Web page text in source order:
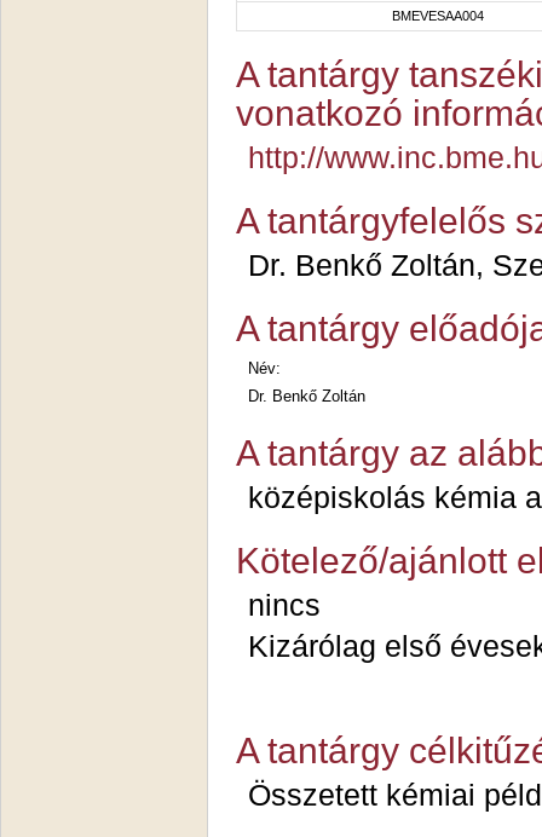
BMEVESAA004
A tantárgy
vonatkozó
http://
A tantárgyfelelős
Dr. Benkő Zoltán,
A tantárgy
Név:
Dr. Benkő Zoltán
A tantárgy az
középiskolás kémia
Kötelező/ajánlott
nincs
Kizárólag első
A tantárgy
Összetett kémiai